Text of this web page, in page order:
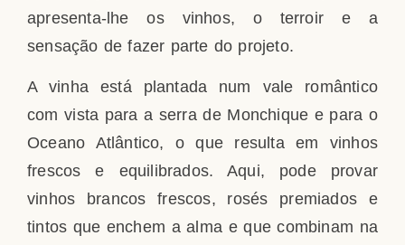
apresenta-lhe os vinhos, o terroir e a
sensação de fazer parte do projeto.
A vinha está plantada num vale romântico
com vista para a serra de Monchique e para o
Oceano Atlântico, o que resulta em vinhos
frescos e equilibrados. Aqui, pode provar
vinhos brancos frescos, rosés premiados e
tintos que enchem a alma e que combinam na